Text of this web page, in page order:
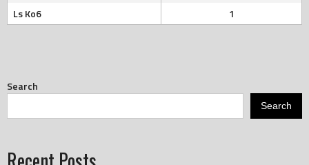
Ls Ko6
1
Search
Search